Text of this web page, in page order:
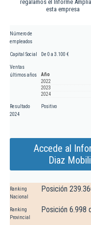
regalamos el Informe
esta empresa
Número de
empleados
Capital Social De 0 a 3.100 €
Ventas
últimos años
Año
2022
2023
2024
Resultado
2024
Positivo
Accede al
Diaz
Ranking
Nacional
Posición
Ranking
Provincial
Posición 6.998